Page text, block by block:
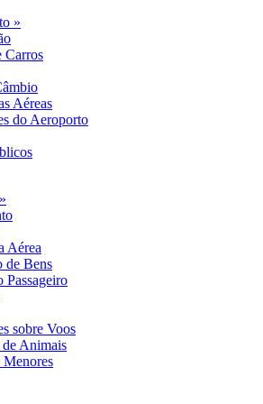
»
Carros
Aéreas
do Aeroporto
Aérea
de Bens
Passageiro
sobre Voos
de Animais
Menores